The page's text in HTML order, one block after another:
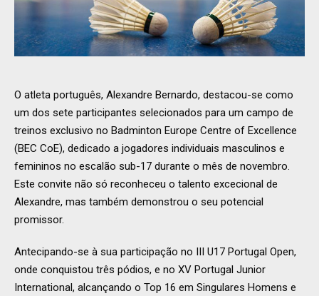
O atleta português, Alexandre Bernardo, destacou-se como
um dos sete participantes selecionados para um campo de
treinos exclusivo no Badminton Europe Centre of Excellence
(BEC CoE), dedicado a jogadores individuais masculinos e
femininos no escalão sub-17 durante o mês de novembro.
Este convite não só reconheceu o talento excecional de
Alexandre, mas também demonstrou o seu potencial
promissor.
Antecipando-se à sua participação no III U17 Portugal Open,
onde conquistou três pódios, e no XV Portugal Junior
International, alcançando o Top 16 em Singulares Homens e